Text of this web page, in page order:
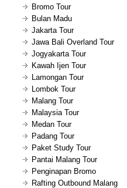
Bromo Tour
Bulan Madu
Jakarta Tour
Jawa Bali Overland Tour
Jogyakarta Tour
Kawah Ijen Tour
Lamongan Tour
Lombok Tour
Malang Tour
Malaysia Tour
Medan Tour
Padang Tour
Paket Study Tour
Pantai Malang Tour
Penginapan Bromo
Rafting Outbound Malang